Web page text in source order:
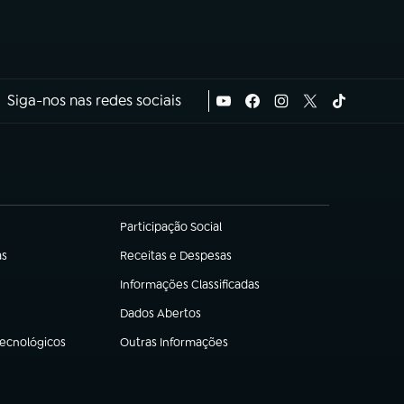
Siga-nos nas redes sociais
Participação Social
(abre em nova aba)
Receitas e Despesas
(abre em nova aba)
Informações Classificadas
(abre em nova aba)
Dados Abertos
(abre em nova aba)
Outras Informações
(abre em nova aba)